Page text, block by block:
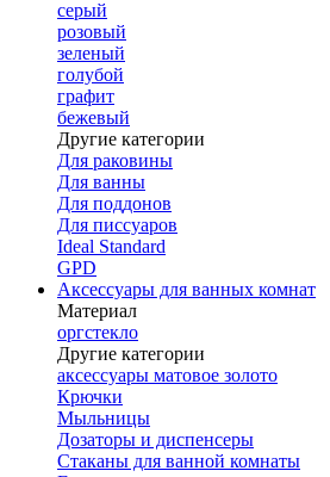
серый
розовый
зеленый
голубой
графит
бежевый
Другие категории
Для раковины
Для ванны
Для поддонов
Для писсуаров
Ideal Standard
GPD
Аксессуары для ванных комнат
Материал
оргстекло
Другие категории
аксессуары матовое золото
Крючки
Мыльницы
Дозаторы и диспенсеры
Стаканы для ванной комнаты